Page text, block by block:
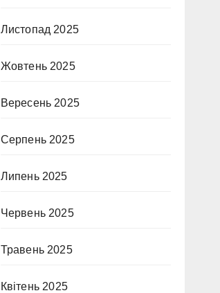
Листопад 2025
Жовтень 2025
Вересень 2025
Серпень 2025
Липень 2025
Червень 2025
Травень 2025
Квітень 2025